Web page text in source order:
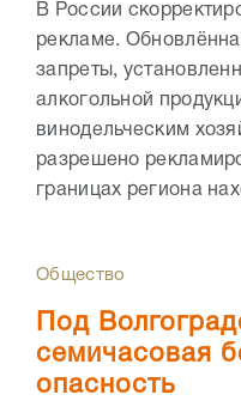
В России
рекламе.
запреты,
алкогольной
винодельческим
разрешено
границах региона
Общество
Под
семичасовая
опасность